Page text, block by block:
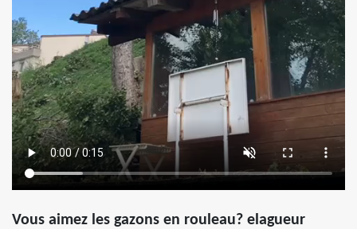
Vous aimez les gazons en rouleau? elagueur